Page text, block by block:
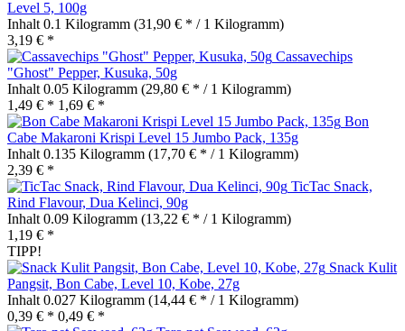
Level 5, 100g
Inhalt 0.1 Kilogramm (31,90 € * / 1 Kilogramm)
3,19 € *
Cassavechips
"Ghost" Pepper, Kusuka, 50g
Inhalt 0.05 Kilogramm (29,80 € * / 1 Kilogramm)
1,49 € * 1,69 € *
Bon
Cabe Makaroni Krispi Level 15 Jumbo Pack, 135g
Inhalt 0.135 Kilogramm (17,70 € * / 1 Kilogramm)
2,39 € *
TicTac Snack,
Rind Flavour, Dua Kelinci, 90g
Inhalt 0.09 Kilogramm (13,22 € * / 1 Kilogramm)
1,19 € *
TIPP!
Snack Kulit
Pangsit, Bon Cabe, Level 10, Kobe, 27g
Inhalt 0.027 Kilogramm (14,44 € * / 1 Kilogramm)
0,39 € * 0,49 € *